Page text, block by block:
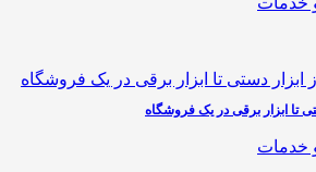
تا ابزار برقی در یک فروشگاه
خدمات